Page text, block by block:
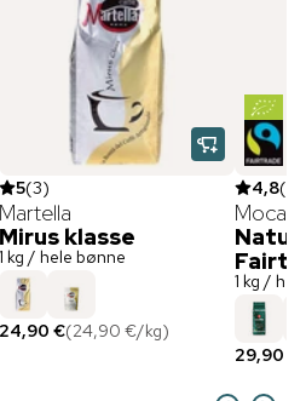
5(3)
Martella
Mirus klasse
1 kg / hele bønne
24,90 €(24,90 €/kg)
4,8(
1 kg /
29,90 €